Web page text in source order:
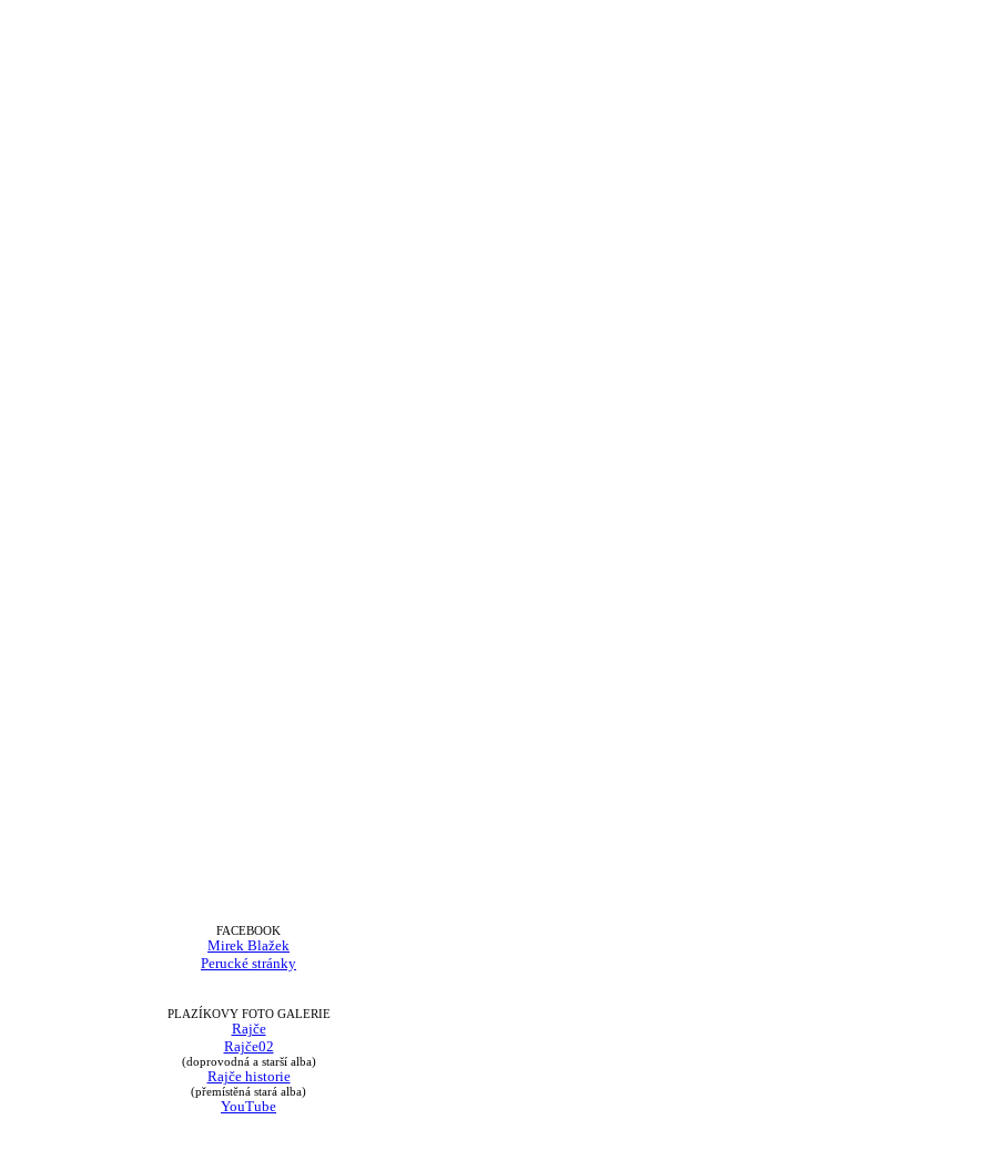
FACEBOOK
Mirek Blažek
Perucké stránky
PLAZÍKOVY FOTO GALERIE
Rajče
Rajče02
(doprovodná a starší alba)
Rajče historie
(přemístěná stará alba)
YouTube